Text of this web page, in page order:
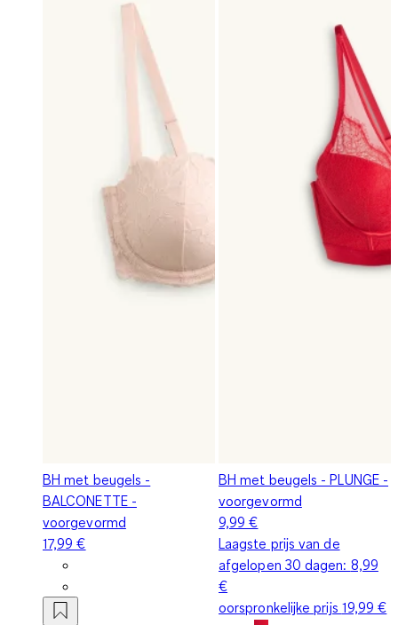
BH met beugels -
BALCONETTE -
voorgevormd
17,99 €
BH met beugels - PLUNGE -
voorgevormd
9,99 €
Laagste prijs van de
afgelopen 30 dagen: 8,99
€
oorspronkelijke prijs 19,99 €